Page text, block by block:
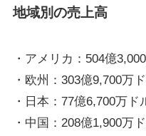
地域別の売上高
・アメリカ：504億
・欧州：303億9,700万
・日本：77億6,700万ド
・中国：208億1,900万